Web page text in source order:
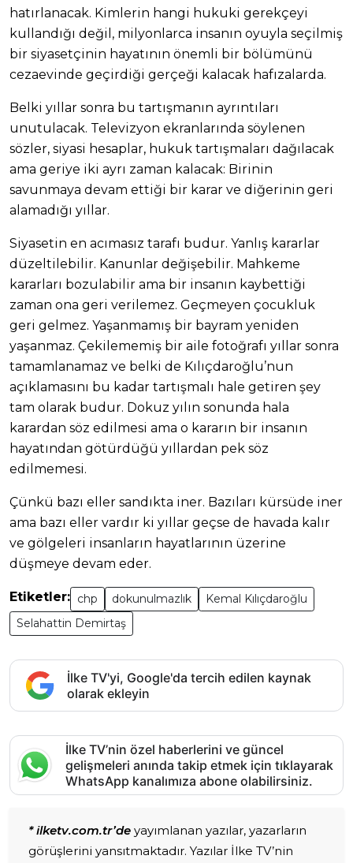
hatırlanacak. Kimlerin hangi hukuki gerekçeyi
kullandığı değil, milyonlarca insanın oyuyla seçilmiş
bir siyasetçinin hayatının önemli bir bölümünü
cezaevinde geçirdiği gerçeği kalacak hafızalarda.
Belki yıllar sonra bu tartışmanın ayrıntıları
unutulacak. Televizyon ekranlarında söylenen
sözler, siyasi hesaplar, hukuk tartışmaları dağılacak
ama geriye iki ayrı zaman kalacak: Birinin
savunmaya devam ettiği bir karar ve diğerinin geri
alamadığı yıllar.
Siyasetin en acımasız tarafı budur. Yanlış kararlar
düzeltilebilir. Kanunlar değişebilir. Mahkeme
kararları bozulabilir ama bir insanın kaybettiği
zaman ona geri verilemez. Geçmeyen çocukluk
geri gelmez. Yaşanmamış bir bayram yeniden
yaşanmaz. Çekilememiş bir aile fotoğrafı yıllar sonra
tamamlanamaz ve belki de Kılıçdaroğlu’nun
açıklamasını bu kadar tartışmalı hale getiren şey
tam olarak budur. Dokuz yılın sonunda hala
karardan söz edilmesi ama o kararın bir insanın
hayatından götürdüğü yıllardan pek söz
edilmemesi.
Çünkü bazı eller sandıkta iner. Bazıları kürsüde iner
ama bazı eller vardır ki yıllar geçse de havada kalır
ve gölgeleri insanların hayatlarının üzerine
düşmeye devam eder.
Etiketler: chp dokunulmazlık
Kemal Kılıçdaroğlu
Selahattin Demirtaş
İlke TV'yi, Google'da tercih edilen kaynak
olarak ekleyin
İlke TV’nin özel haberlerini ve güncel
gelişmeleri anında takip etmek için tıklayarak
WhatsApp kanalımıza abone olabilirsiniz.
* ilketv.com.tr’de yayımlanan yazılar, yazarların
görüşlerini yansıtmaktadır. Yazılar İlke TV’nin